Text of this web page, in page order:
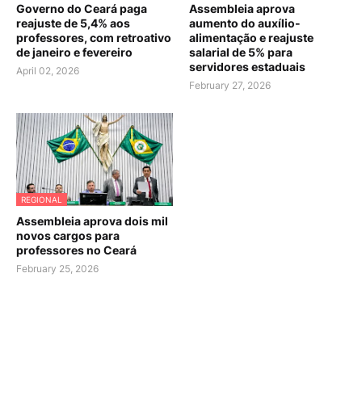
Governo do Ceará paga
reajuste de 5,4% aos
professores, com retroativo
de janeiro e fevereiro
April 02, 2026
Assembleia aprova
aumento do auxílio-
alimentação e reajuste
salarial de 5% para
servidores estaduais
February 27, 2026
REGIONAL
Assembleia aprova dois mil
novos cargos para
professores no Ceará
February 25, 2026